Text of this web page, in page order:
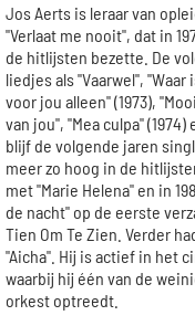
Jos Aerts is leraar van
"Verlaat me nooit", dat in
de hitlijsten bezette. De
liedjes als "Vaarwel",
voor jou alleen" (1973),
van jou", "Mea culpa"
blijf de volgende jaren
meer zo hoog in de
met "Marie Helena" en in
de nacht" op de eerste
Tien Om Te Zien. Verder
"Aicha". Hij is actief in het
waarbij hij één van de
orkest optreedt.